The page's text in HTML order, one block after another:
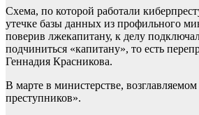
Схема, по которой работали
утечке базы данных из профильного
поверив лжекапитану, к делу
подчиниться «капитану», то есть
Геннадия Красникова.
В марте в министерстве,
преступников».